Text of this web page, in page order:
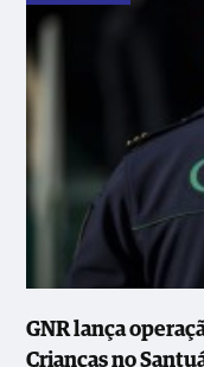
GNR lança
Crianças no